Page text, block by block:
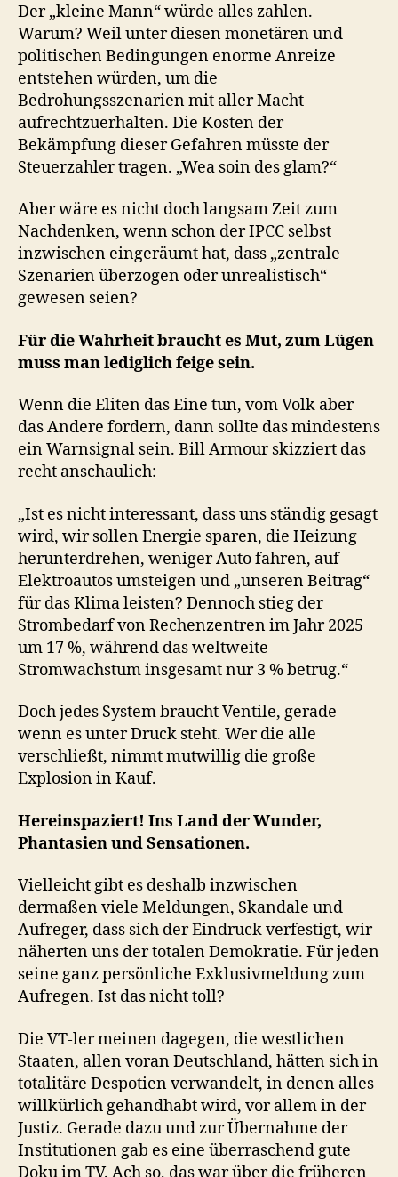
Der „kleine Mann“ würde alles zahlen.
Warum? Weil unter diesen monetären und
politischen Bedingungen enorme Anreize
entstehen würden, um die
Bedrohungsszenarien mit aller Macht
aufrechtzuerhalten. Die Kosten der
Bekämpfung dieser Gefahren müsste der
Steuerzahler tragen. „Wea soin des glam?“
Aber wäre es nicht doch langsam Zeit zum
Nachdenken, wenn schon der IPCC selbst
inzwischen eingeräumt hat, dass „zentrale
Szenarien überzogen oder unrealistisch“
gewesen seien?
Für die Wahrheit braucht es Mut, zum Lügen
muss man lediglich feige sein.
Wenn die Eliten das Eine tun, vom Volk aber
das Andere fordern, dann sollte das mindestens
ein Warnsignal sein. Bill Armour skizziert das
recht anschaulich:
„Ist es nicht interessant, dass uns ständig gesagt
wird, wir sollen Energie sparen, die Heizung
herunterdrehen, weniger Auto fahren, auf
Elektroautos umsteigen und „unseren Beitrag“
für das Klima leisten? Dennoch stieg der
Strombedarf von Rechenzentren im Jahr 2025
um 17 %, während das weltweite
Stromwachstum insgesamt nur 3 % betrug.“
Doch jedes System braucht Ventile, gerade
wenn es unter Druck steht. Wer die alle
verschließt, nimmt mutwillig die große
Explosion in Kauf.
Hereinspaziert! Ins Land der Wunder,
Phantasien und Sensationen.
Vielleicht gibt es deshalb inzwischen
dermaßen viele Meldungen, Skandale und
Aufreger, dass sich der Eindruck verfestigt, wir
näherten uns der totalen Demokratie. Für jeden
seine ganz persönliche Exklusivmeldung zum
Aufregen. Ist das nicht toll?
Die VT-ler meinen dagegen, die westlichen
Staaten, allen voran Deutschland, hätten sich in
totalitäre Despotien verwandelt, in denen alles
willkürlich gehandhabt wird, vor allem in der
Justiz. Gerade dazu und zur Übernahme der
Institutionen gab es eine überraschend gute
Doku im TV. Ach so, das war über die früheren